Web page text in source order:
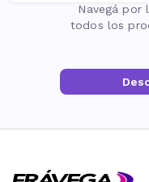
Navegá por
todos los